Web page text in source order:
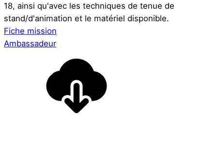
18, ainsi qu'avec les techniques de tenue de
stand/d'animation et le matériel disponible.
Fiche mission
Ambassadeur